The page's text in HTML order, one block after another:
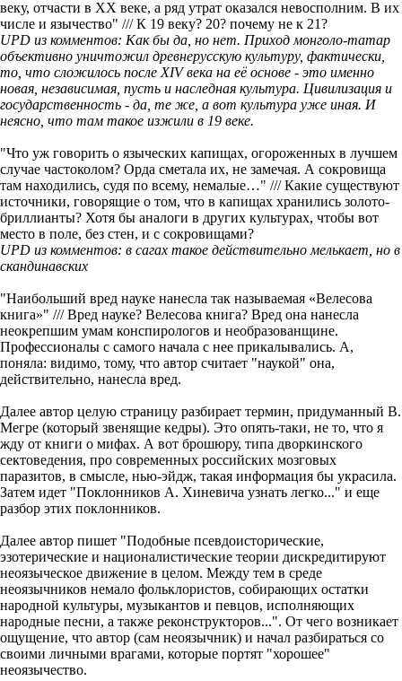
веку, отчасти в ХХ веке, а ряд утрат оказался невосполним. В их
числе и язычество" /// К 19 веку? 20? почему не к 21?
UPD из комментов: Как бы да, но нет. Приход монголо-татар
объективно уничтожил древнерусскую культуру, фактически,
то, что сложилось после XIV века на её основе - это именно
новая, независимая, пусть и наследная культура. Цивилизация и
государственность - да, те же, а вот культура уже иная. И
неясно, что там такое изжили в 19 веке.
"Что уж говорить о языческих капищах, огороженных в лучшем
случае частоколом? Орда сметала их, не замечая. А сокровища
там находились, судя по всему, немалые…" /// Какие существуют
источники, говорящие о том, что в капищах хранились золото-
бриллианты? Хотя бы аналоги в других культурах, чтобы вот
место в поле, без стен, и с сокровищами?
UPD из комментов: в сагах такое действительно мелькает, но в
скандинавских
"Наибольший вред науке нанесла так называемая «Велесова
книга»" /// Вред науке? Велесова книга? Вред она нанесла
неокрепшим умам конспирологов и необразованщине.
Профессионалы с самого начала с нее прикалывались. А,
поняла: видимо, тому, что автор считает "наукой" она,
действительно, нанесла вред.
Далее автор целую страницу разбирает термин, придуманный В.
Мегре (который звенящие кедры). Это опять-таки, не то, что я
жду от книги о мифах. А вот брошюру, типа дворкинского
сектоведения, про современных российских мозговых
паразитов, в смысле, нью-эйдж, такая информация бы украсила.
Затем идет "Поклонников А. Хиневича узнать легко..." и еще
разбор этих поклонников.
Далее автор пишет "Подобные псевдоисторические,
эзотерические и националистические теории дискредитируют
неоязыческое движение в целом. Между тем в среде
неоязычников немало фольклористов, собирающих остатки
народной культуры, музыкантов и певцов, исполняющих
народные песни, а также реконструкторов...". От чего возникает
ощущение, что автор (сам неоязычник) и начал разбираться со
своими личными врагами, которые портят "хорошее"
неоязычество.